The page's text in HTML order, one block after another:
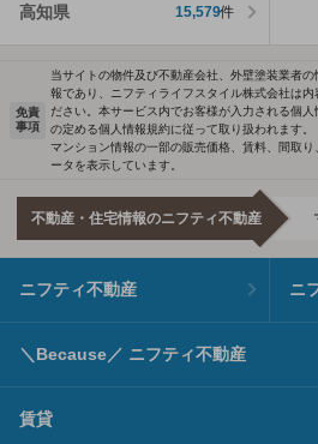
高知県 15,579件
免責
事項
当サイトの物件及び不動産会社、外壁塗装業者
報であり、ニフティライフスタイル株式会社は
ださい。本サービス内でお客様が入力される個
の定める個人情報規約に従って取り扱われます。
マンション情報の一部の販売価格、賃料、間取
ータを表示しています。
不動産・住宅情報のニフティ不動産
ニフティ不動産 ニ
＼Because／ ニフティ不動産
賃貸